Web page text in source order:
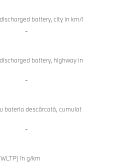
battery, city in km/l
-
battery, highway in
-
bateria descărcată, cumulat
-
în g/km